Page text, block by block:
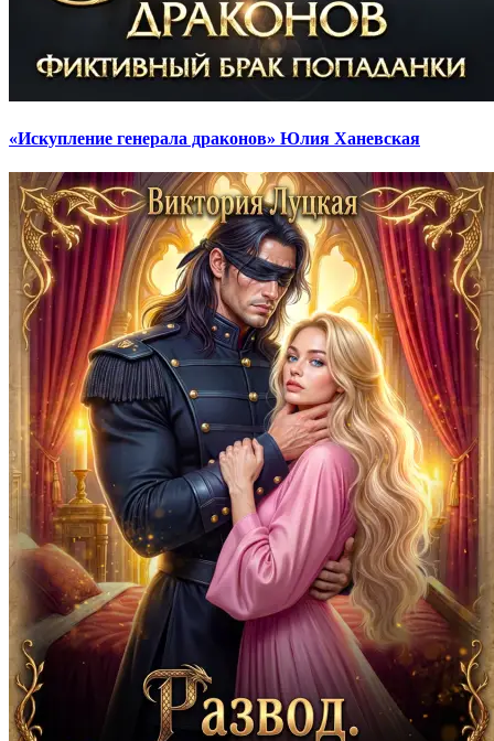
«Искупление генерала драконов» Юлия Ханевская